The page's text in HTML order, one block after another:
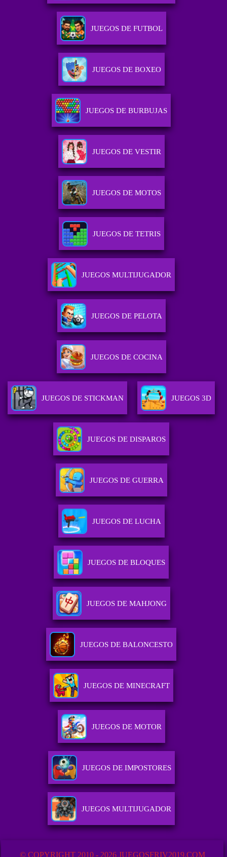
JUEGOS DE FUTBOL
JUEGOS DE BOXEO
JUEGOS DE BURBUJAS
JUEGOS DE VESTIR
JUEGOS DE MOTOS
JUEGOS DE TETRIS
JUEGOS MULTIJUGADOR
JUEGOS DE PELOTA
JUEGOS DE COCINA
JUEGOS DE STICKMAN JUEGOS 3D
JUEGOS DE DISPAROS
JUEGOS DE GUERRA
JUEGOS DE LUCHA
JUEGOS DE BLOQUES
JUEGOS DE MAHJONG
JUEGOS DE BALONCESTO
JUEGOS DE MINECRAFT
JUEGOS DE MOTOR
JUEGOS DE IMPOSTORES
JUEGOS MULTIJUGADOR
© COPYRIGHT 2010 - 2026 JUEGOSFRIV2019.COM